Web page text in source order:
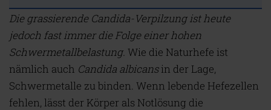
Die grassierende Candida-Verpilzung ist heute
jedoch fast immer die Folge einer hohen
Schwermetallbelastung. Wie die Naturhefe ist
nämlich auch Candida albicansin der Lage,
Schwermetalle zu binden. Wenn lebende Hefezellen
fehlen, lässt der Körper als Notlösung die